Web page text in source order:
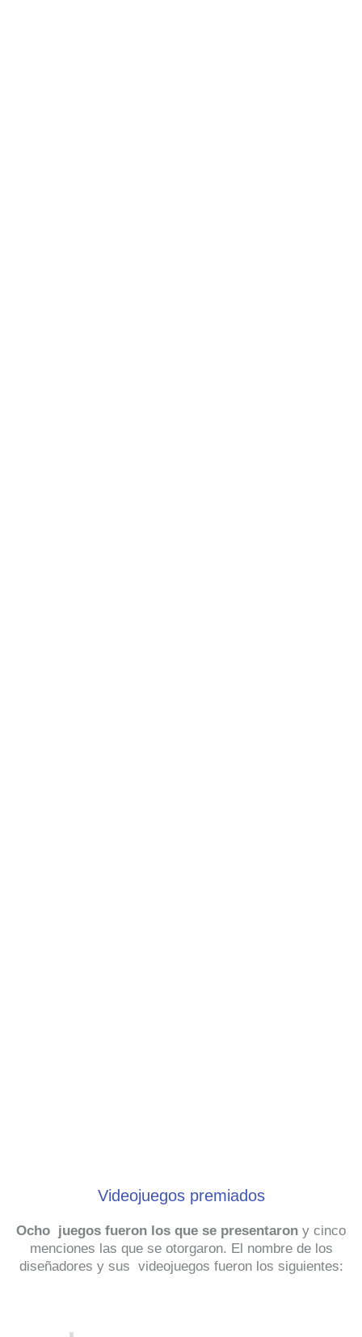
Videojuegos premiados
Ocho juegos fueron los que se presentaron y cinco
menciones las que se otorgaron. El nombre de los
diseñadores y sus videojuegos fueron los siguientes: